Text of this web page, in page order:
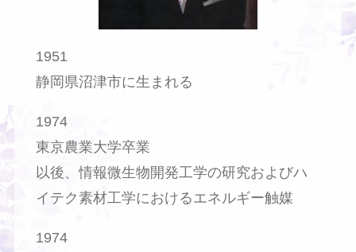
1951
静岡県沼津市に生まれる
1974
東京農業大学卒業
以後、情報微生物開発工学の研究およびハ
イテク素材工学におけるエネルギー触媒
1974